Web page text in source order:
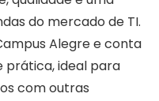
do mercado de TI.
Alegre e conta
prática, ideal para
com outras